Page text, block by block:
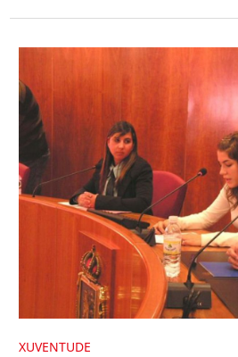
XUVENTUDE